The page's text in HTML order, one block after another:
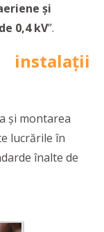
și
0,4 kV”.
și montarea
lucrările în
înalte de